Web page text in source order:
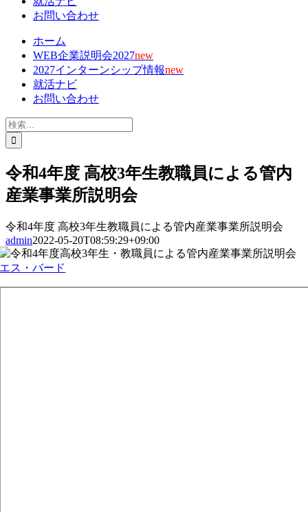
お問い合わせ
ホーム
WEB企業説明会2027new
2027インターンシップ情報new
就活ナビ
お問い合わせ
検
索
…
令和4年度 高校3年生教職員による管内
産業事業所説明会
令和4年度 高校3年生教職員による管内産業事業所説明会
admin2022-05-20T08:59:29+09:00
エス・バード